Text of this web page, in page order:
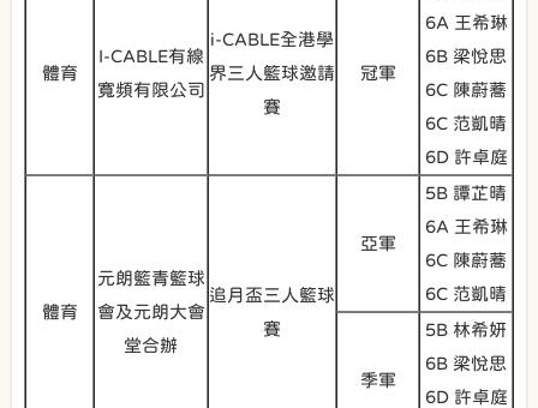
體育
I-CABLE有線
寬頻有限公司
i-CABLE全港學
界三人籃球邀請
賽
冠軍
6A 王希琳
6B 梁悅思
6C 陳蔚蕎
6C 范凱晴
6D 許卓庭
體育
元朗籃青籃球
會及元朗大會
堂合辦
追月盃三人籃球
賽
亞軍
5B 譚芷晴
6A 王希琳
6C 陳蔚蕎
6C 范凱晴
季軍
5B 林希妍
6B 梁悅思
6D 許卓庭